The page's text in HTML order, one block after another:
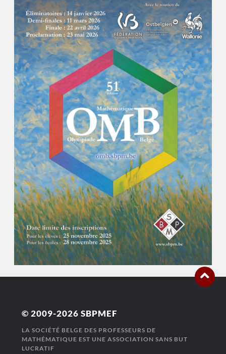
© 2009-2026 SBPMEF
LA SOCIÉTÉ BELGE DES PROFESSEURS DE
MATHÉMATIQUE EST UNE ASSOCIATION SANS BUT
LUCRATIF